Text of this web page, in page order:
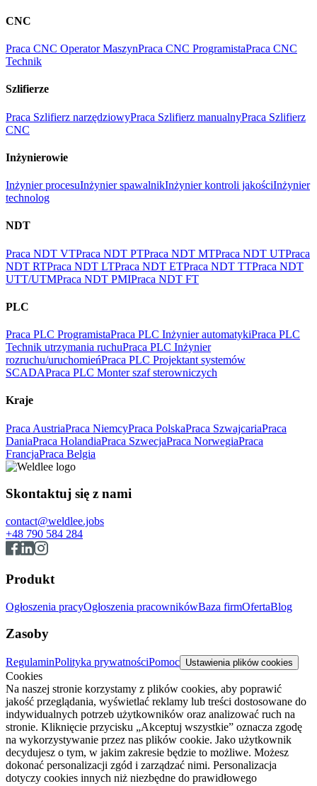
CNC
Praca CNC Operator MaszynPraca CNC ProgramistaPraca CNC
Technik
Szlifierze
Praca Szlifierz narzędziowyPraca Szlifierz manualnyPraca Szlifierz
CNC
Inżynierowie
Inżynier procesuInżynier spawalnikInżynier kontroli jakościInżynier
technolog
NDT
Praca NDT VTPraca NDT PTPraca NDT MTPraca NDT UTPraca
NDT RTPraca NDT LTPraca NDT ETPraca NDT TTPraca NDT
UTT/UTMPraca NDT PMIPraca NDT FT
PLC
Praca PLC ProgramistaPraca PLC Inżynier automatykiPraca PLC
Technik utrzymania ruchuPraca PLC Inżynier
rozruchu/uruchomieńPraca PLC Projektant systemów
SCADAPraca PLC Monter szaf sterowniczych
Kraje
Praca AustriaPraca NiemcyPraca PolskaPraca SzwajcariaPraca
DaniaPraca HolandiaPraca SzwecjaPraca NorwegiaPraca
FrancjaPraca Belgia
Skontaktuj się z nami
contact@weldlee.jobs
+48 790 584 284
Produkt
Ogłoszenia pracyOgłoszenia pracownikówBaza firmOfertaBlog
Zasoby
RegulaminPolityka prywatnościPomoc Ustawienia plików cookies
Cookies
Na naszej stronie korzystamy z plików cookies, aby poprawić
jakość przeglądania, wyświetlać reklamy lub treści dostosowane do
indywidualnych potrzeb użytkowników oraz analizować ruch na
stronie. Kliknięcie przycisku „Akceptuj wszystkie” oznacza zgodę
na wykorzystywanie przez nas plików cookie. Jako użytkownik
decydujesz o tym, w jakim zakresie będzie to możliwe. Możesz
dokonać personalizacji zgód i zarządzać nimi. Personalizacja
dotyczy cookies innych niż niezbędne do prawidłowego